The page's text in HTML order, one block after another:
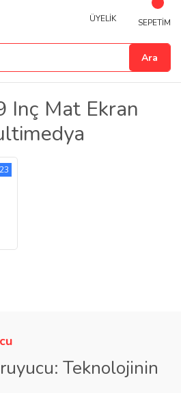
Ara
ÜYELİK SEPETİM
Inç Mat Ekran
Teknolojinin